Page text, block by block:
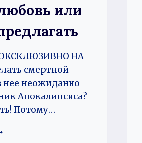
или
НА
смертной
нее неожиданно
Апокалипсиса?
Потому…